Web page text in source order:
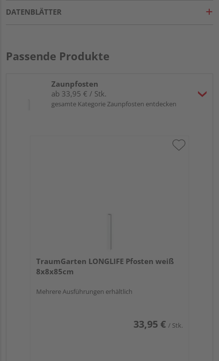
DATENBLÄTTER
Passende Produkte
Zaunpfosten
ab 33,95 € / Stk.
gesamte Kategorie Zaunpfosten entdecken
TraumGarten LONGLIFE Pfosten weiß
8x8x85cm
Mehrere Ausführungen erhältlich
33,95 € / Stk.